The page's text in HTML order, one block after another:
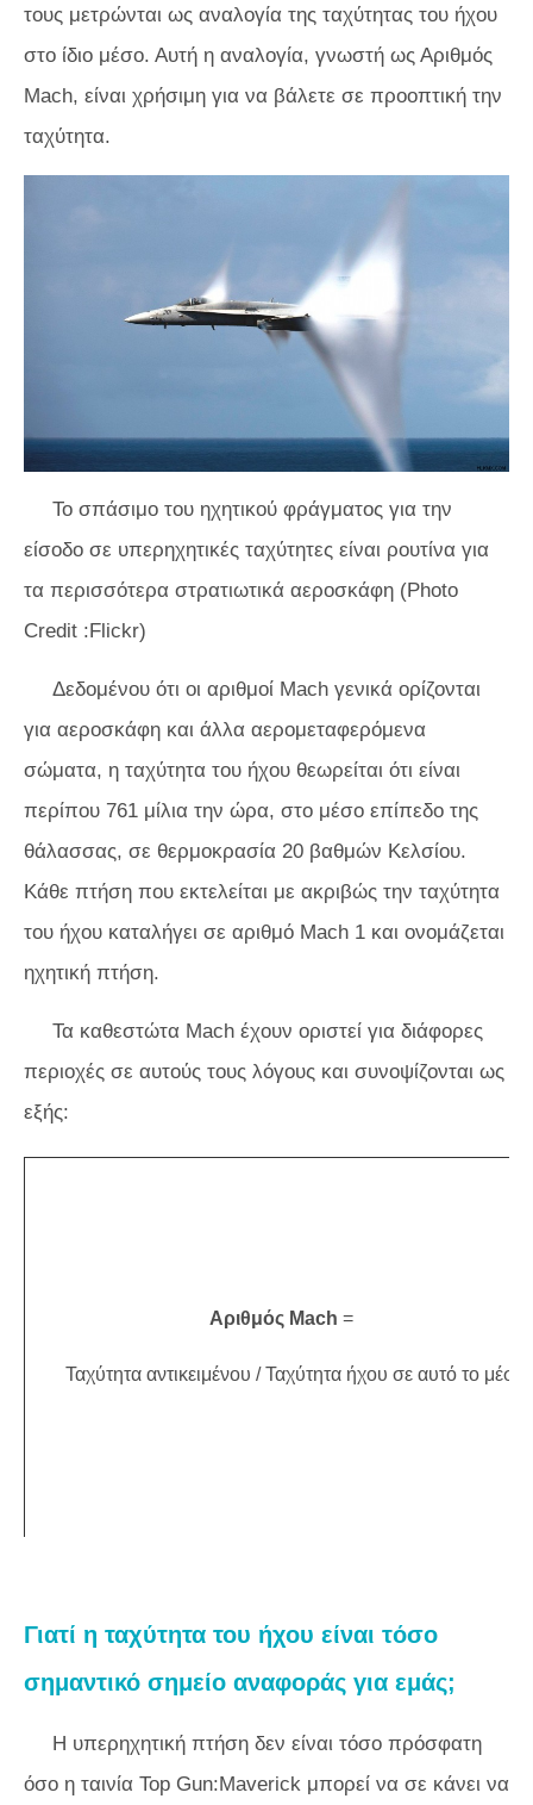
τους μετρώνται ως αναλογία της ταχύτητας του ήχου
στο ίδιο μέσο. Αυτή η αναλογία, γνωστή ως Αριθμός
Mach, είναι χρήσιμη για να βάλετε σε προοπτική την
ταχύτητα.
Το σπάσιμο του ηχητικού φράγματος για την
είσοδο σε υπερηχητικές ταχύτητες είναι ρουτίνα για
τα περισσότερα στρατιωτικά αεροσκάφη (Photo
Credit :Flickr)
Δεδομένου ότι οι αριθμοί Mach γενικά ορίζονται
για αεροσκάφη και άλλα αερομεταφερόμενα
σώματα, η ταχύτητα του ήχου θεωρείται ότι είναι
περίπου 761 μίλια την ώρα, στο μέσο επίπεδο της
θάλασσας, σε θερμοκρασία 20 βαθμών Κελσίου.
Κάθε πτήση που εκτελείται με ακριβώς την ταχύτητα
του ήχου καταλήγει σε αριθμό Mach 1 και ονομάζεται
ηχητική πτήση.
Τα καθεστώτα Mach έχουν οριστεί για διάφορες
περιοχές σε αυτούς τους λόγους και συνοψίζονται ως
εξής:
Αριθμός Mach =
Ταχύτητα αντικειμένου / Ταχύτητα ήχου σε αυτό το μέσο
Γιατί η ταχύτητα του ήχου είναι τόσο
σημαντικό σημείο αναφοράς για εμάς;
Η υπερηχητική πτήση δεν είναι τόσο πρόσφατη
όσο η ταινία Top Gun:Maverick μπορεί να σε κάνει να